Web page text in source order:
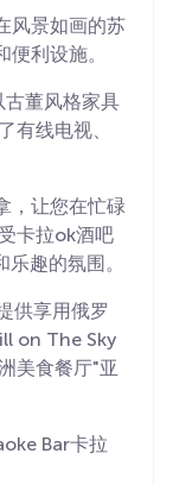
风景如画的苏
利设施。
董风格家具
有线电视、
，让您在忙碌
卡拉ok酒吧
趣的氛围。
供享用俄罗
on The Sky
美食餐厅"亚
Bar卡拉